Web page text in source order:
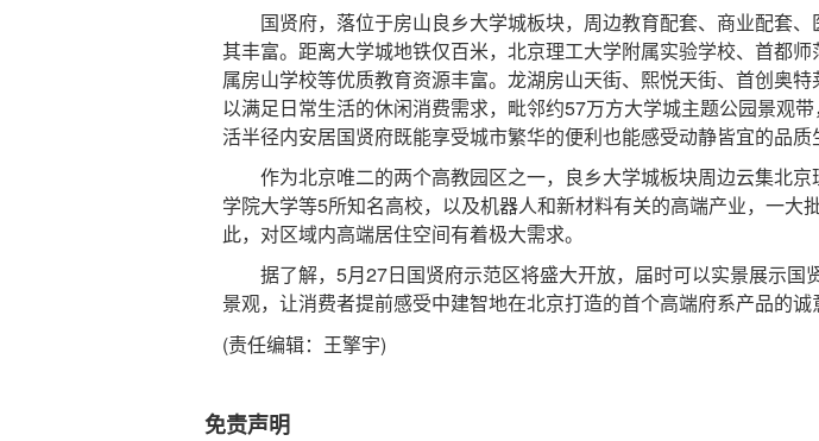
国贤府，落位于房山良乡大学城板块，周边教育配套、商业配套、
其丰富。距离大学城地铁仅百米，北京理工大学附属实验学校、首都
属房山学校等优质教育资源丰富。龙湖房山天街、熙悦天街、首创奥
以满足日常生活的休闲消费需求，毗邻约57万方大学城主题公园景观
活半径内安居国贤府既能享受城市繁华的便利也能感受动静皆宜的品质
作为北京唯二的两个高教园区之一，良乡大学城板块周边云集北京
学院大学等5所知名高校，以及机器人和新材料有关的高端产业，一大
此，对区域内高端居住空间有着极大需求。
据了解，5月27日国贤府示范区将盛大开放，届时可以实景展示国
景观，让消费者提前感受中建智地在北京打造的首个高端府系产品的诚
(责任编辑：王擎宇)
免责声明